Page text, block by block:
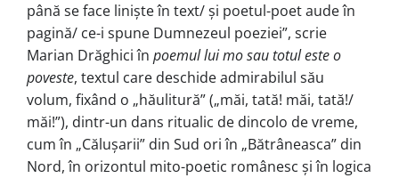
până se face liniște în text/ și poetul-poet aude în
pagină/ ce-i spune Dumnezeul poeziei”, scrie
Marian Drăghici în poemul lui mo sau totul este o
poveste, textul care deschide admirabilul său
volum, fixând o „hăulitură” („măi, tată! măi, tată!/
măi!”), dintr-un dans ritua­lic de dincolo de vreme,
cum în „Călușarii” din Sud ori în „Bătrâneasca” din
Nord, în orizontul mito-poetic românesc și în logica